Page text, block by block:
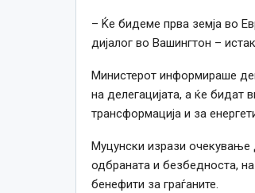
– Ќе бидеме прва земја во
дијалог во Вашингтон –
Министерот информираше
на делегацијата, а ќе бидат
трансформација и за
Муцунски изрази очекување
одбраната и безбедноста,
бенефити за граѓаните.